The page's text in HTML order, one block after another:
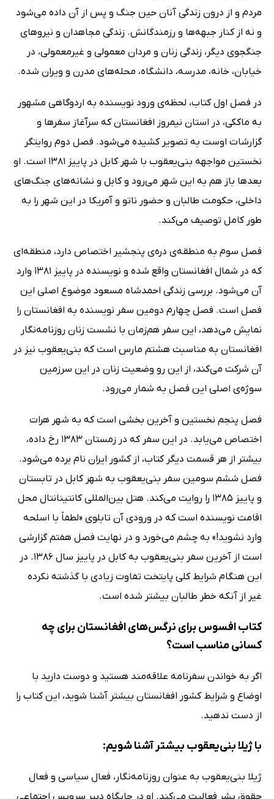
مردم و از درون زندگی آنان حین جنگ و پس از آن داده می‌شود
و نه از کنار جبهه‌ها و رزمندگانش. زندگی مجاهدان و نیروهای
جنگجوی دیگر، زندگی زنان و مردان معمولی و غیرمعمولی، در
خیابان، خانه، مدرسه، دانشگاه، محله‌های مدرن و ویران شده.
در فصل اول کتاب، لحظه‌ی ورود نویسنده به اردوگاهی مشهور
به ماککی، در استان نیمروز افغانستان که سرآغاز سفرها و
گزارشات اوست به تصویر کشیده می‌شود. فصل دوم روایتگر
نخستین مواجهه بنی‌یعقوب با شهر کابل در پاییز 1381 است. او
بعدها باز هم به این شهر می‌رود و کابل و نشانه‌های جنگ‌های
داخلی، حکومت طالبان و حضور ناتو و آمریکا در این شهر را به
طور کامل توصیف می‌کند.
فصل سوم به منطقه‌ی دره‌ی پنجشیر اختصاص دارد، منطقه‌ای
که در شمال افغانستان واقع شده و نویسنده در پاییز 1381 وارد
آن می‌شود. بررسی زندگی احمدشاه مسعود موضوع اصلی این
فصل است. فصل چهارم دومین سفر نویسنده به افغانستان را
نمایش می‌دهد، این سفر هم‌زمان با نشست زنان روزنامه‌نگار
افغانستان به مناسبت هشتم مارس است که بنی‌یعقوب نیز در
آن شرکت می‌کند، از این رو وضعیت زنان در این سرزمین
سوژه‌ی اصلی این فصل به شمار می‌رود.
فصل پنجم نخستین و آخرین بخشی است که به شهر هرات
اختصاص می‌یابد. در این سفر که در زمستان 1383 رخ داده،
بیشتر از هر قسمت دیگر کتاب، از کشور ایران نام برده می‌شود.
فصل ششم سومین سفر بنی‌یعقوب به شهر کابل در تابستان
و پاییز 1385 را روایت می‌کند. هتل بین‌المللی کانتینانتال محل
اقامت نویسنده است که در ورودی آن تابلوی «لطفاً با اسلحه
وارد نشوید!» به چشم می‌خورد و در نهایت فصل هفتم گزارشی
است از آخرین سفر بنی‌یعقوب به کابل در پاییز سال 1386. در
این هنگام شرایط کلی پایتخت تفاوت زیادی با گذشته نکرده
غیر از آنکه خطر طالبان بیشتر شده است.
کتاب افسوس برای نرگس‌های افغانستان برای چه
کسانی مناسب است؟
اگر به خواندن سفرنامه علاقه‌مند هستید و دوست دارید با
اوضاع و شرایط کشور افغانستان بیشتر آشنا شوید، این کتاب را
از دست ندهید.
با ژیلا بنی‌یعقوب بیشتر آشنا شویم:
ژیلا بنی‌یعقوب به عنوان روزنامه‌نگار، فعال سیاسی و فعال